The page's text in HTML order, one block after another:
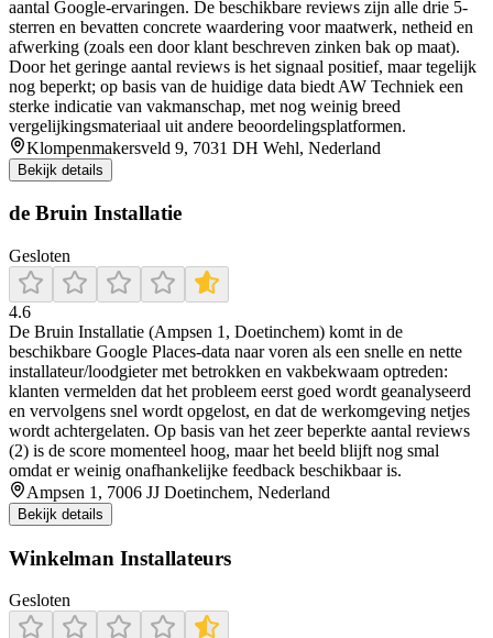
aantal Google-ervaringen. De beschikbare reviews zijn alle drie 5-
sterren en bevatten concrete waardering voor maatwerk, netheid en
afwerking (zoals een door klant beschreven zinken bak op maat).
Door het geringe aantal reviews is het signaal positief, maar tegelijk
nog beperkt; op basis van de huidige data biedt AW Techniek een
sterke indicatie van vakmanschap, met nog weinig breed
vergelijkingsmateriaal uit andere beoordelingsplatformen.
Klompenmakersveld 9, 7031 DH Wehl, Nederland
Bekijk details
de Bruin Installatie
Gesloten
4.6
De Bruin Installatie (Ampsen 1, Doetinchem) komt in de
beschikbare Google Places-data naar voren als een snelle en nette
installateur/loodgieter met betrokken en vakbekwaam optreden:
klanten vermelden dat het probleem eerst goed wordt geanalyseerd
en vervolgens snel wordt opgelost, en dat de werkomgeving netjes
wordt achtergelaten. Op basis van het zeer beperkte aantal reviews
(2) is de score momenteel hoog, maar het beeld blijft nog smal
omdat er weinig onafhankelijke feedback beschikbaar is.
Ampsen 1, 7006 JJ Doetinchem, Nederland
Bekijk details
Winkelman Installateurs
Gesloten